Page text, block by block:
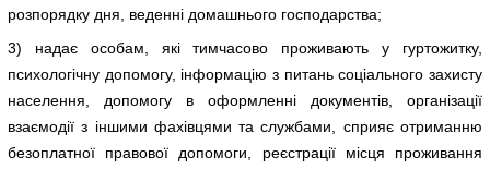
розпорядку дня, веденні домашнього господарства;
3) надає особам, які тимчасово проживають у гуртожитку,
психологічну допомогу, інформацію з питань соціального захисту
населення, допомогу в оформленні документів, організації
взаємодії з іншими фахівцями та службами, сприяє отриманню
безоплатної правової допомоги, реєстрації місця проживання